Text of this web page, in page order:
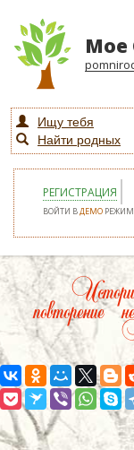
Мое
Ищу тебя
Найти родных
РЕГИСТРАЦИЯ
ВОЙТИ ВДЕМО
повторение